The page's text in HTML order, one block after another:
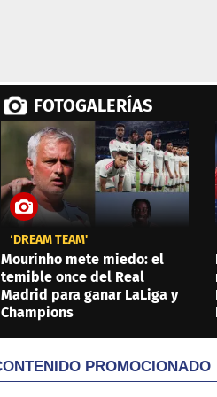
FOTOGALERÍAS
‘DREAM TEAM'
Mourinho mete miedo: el
temible once del Real
Madrid para ganar LaLiga y
Champions